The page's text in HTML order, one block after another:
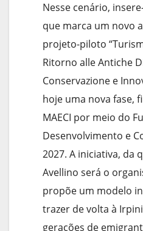
Nesse cenário,
que marca um novo
projeto-piloto
Ritorno alle Antiche
Conservazione e
hoje uma nova fase,
MAECI por meio do
Desenvolvimento e
2027. A iniciativa, da
Avellino será o
propõe um modelo
trazer de volta à
gerações de